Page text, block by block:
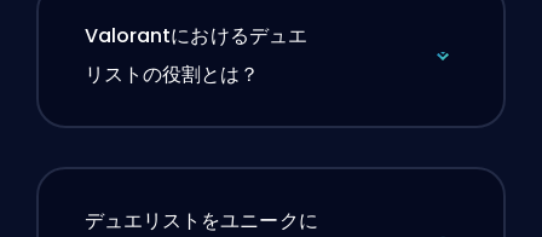
Valorantにおけるデュエ
リストの役割とは？
デュエリストをユニークに